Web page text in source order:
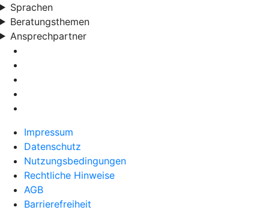
Sprachen
Beratungsthemen
Ansprechpartner
Impressum
Datenschutz
Nutzungsbedingungen
Rechtliche Hinweise
AGB
Barrierefreiheit